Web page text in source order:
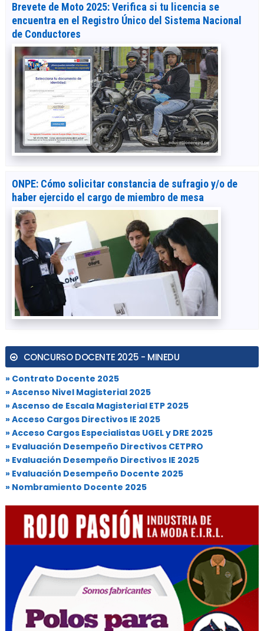
Brevete de Moto 2025: Verifica si tu licencia se
encuentra en el Registro Único del Sistema Nacional
de Conductores
ONPE: Cómo solicitar constancia de sufragio y/o de
haber ejercido el cargo de miembro de mesa
CONCURSO DOCENTE 2025 - MINEDU
» Contrato Docente 2025
» Ascenso Nivel Magisterial 2025
» Ascenso de Escala Magisterial ETP 2025
» Acceso Cargos Directivos IE 2025
» Acceso Cargos Especialistas UGEL y DRE 2025
» Evaluación Desempeño Directivos CETPRO
» Evaluación Desempeño Directivos IE 2025
» Evaluación Desempeño Docente 2025
» Nombramiento Docente 2025